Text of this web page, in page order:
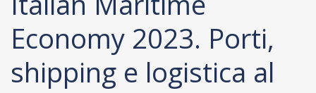
Economy 2023. Porti,
shipping e logistica al